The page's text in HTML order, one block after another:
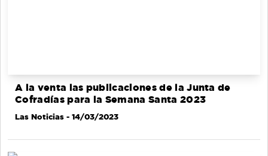
A la venta las publicaciones de la Junta de
Cofradías para la Semana Santa 2023
Las Noticias - 14/03/2023